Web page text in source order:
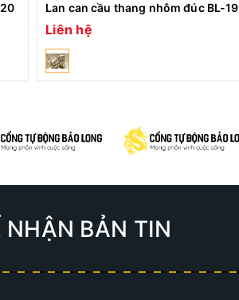
Lan can cầu thang nhôm đúc BL-19
Liên hệ
BẢN TIN